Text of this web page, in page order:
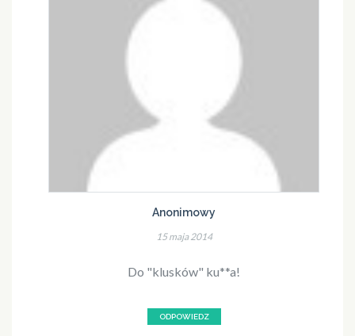
Anonimowy
15 maja 2014
Do "klusków" ku**a!
ODPOWIEDZ